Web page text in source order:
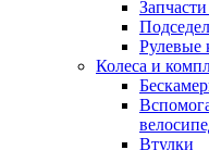
Рулевые
Колеса и
Втулки